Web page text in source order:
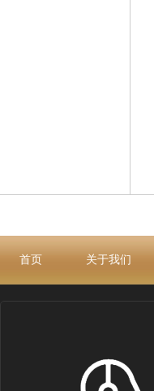
首页 关于我们